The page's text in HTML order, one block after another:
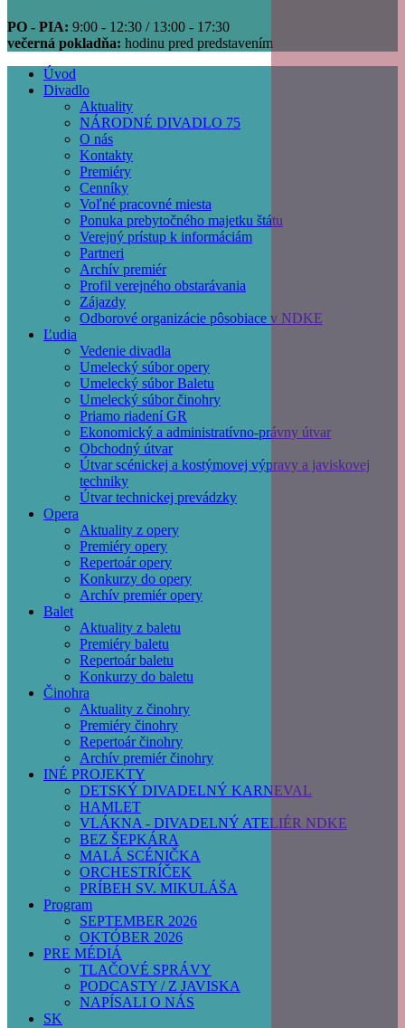
PO - PIA: 9:00 - 12:30 / 13:00 - 17:30
večerná pokladňa: hodinu pred predstavením
Main
navigation
Úvod
Divadlo
Aktuality
NÁRODNÉ DIVADLO 75
O nás
Kontakty
Premiéry
Cenníky
Voľné pracovné miesta
Ponuka prebytočného majetku štátu
Verejný prístup k informáciám
Partneri
Archív premiér
Profil verejného obstarávania
Zájazdy
Odborové organizácie pôsobiace v NDKE
Ľudia
Vedenie divadla
Umelecký súbor opery
Umelecký súbor Baletu
Umelecký súbor činohry
Priamo riadení GR
Ekonomický a administratívno-právny útvar
Obchodný útvar
Útvar scénickej a kostýmovej výpravy a javiskovej
techniky
Útvar technickej prevádzky
Opera
Aktuality z opery
Premiéry opery
Repertoár opery
Konkurzy do opery
Archív premiér opery
Balet
Aktuality z baletu
Premiéry baletu
Repertoár baletu
Konkurzy do baletu
Činohra
Aktuality z činohry
Premiéry činohry
Repertoár činohry
Archív premiér činohry
INÉ PROJEKTY
DETSKÝ DIVADELNÝ KARNEVAL
HAMLET
VLÁKNA - DIVADELNÝ ATELIÉR NDKE
BEZ ŠEPKÁRA
MALÁ SCÉNIČKA
ORCHESTRÍČEK
PRÍBEH SV. MIKULÁŠA
Program
SEPTEMBER 2026
OKTÓBER 2026
PRE MÉDIÁ
TLAČOVÉ SPRÁVY
PODCASTY / Z JAVISKA
NAPÍSALI O NÁS
SK